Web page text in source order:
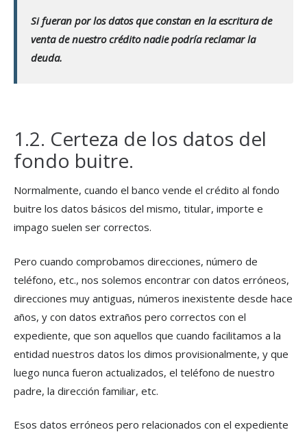
Si fueran por los datos que constan en la escritura de
venta de nuestro crédito nadie podría reclamar la
deuda.
1.2. Certeza de los datos del
fondo buitre.
Normalmente, cuando el banco vende el crédito al fondo
buitre los datos básicos del mismo, titular, importe e
impago suelen ser correctos.
Pero cuando comprobamos direcciones, número de
teléfono, etc., nos solemos encontrar con datos erróneos,
direcciones muy antiguas, números inexistente desde hace
años, y con datos extraños pero correctos con el
expediente, que son aquellos que cuando facilitamos a la
entidad nuestros datos los dimos provisionalmente, y que
luego nunca fueron actualizados, el teléfono de nuestro
padre, la dirección familiar, etc.
Esos datos erróneos pero relacionados con el expediente